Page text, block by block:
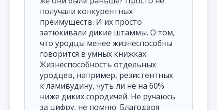
получали конкурентных
преимуществ. И их просто
затюкивали дикие штаммы. О том,
что уродцы менее жизнеспособны
говорится в умных книжках.
Жизнеспособность отдельных
уродцев, например, резистентных
к ламивудину, чуть ли не на 60%
ниже диких сородичей. Не ручаюсь
за цифру, не помню. Благодаря